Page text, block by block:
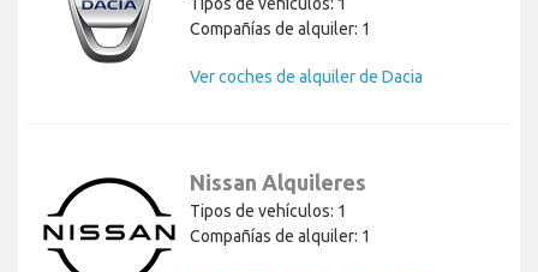
Compañías de alquiler: 1
Ver coches de alquiler de Dacia
Nissan Alquileres
Tipos de vehículos: 1
Compañías de alquiler: 1